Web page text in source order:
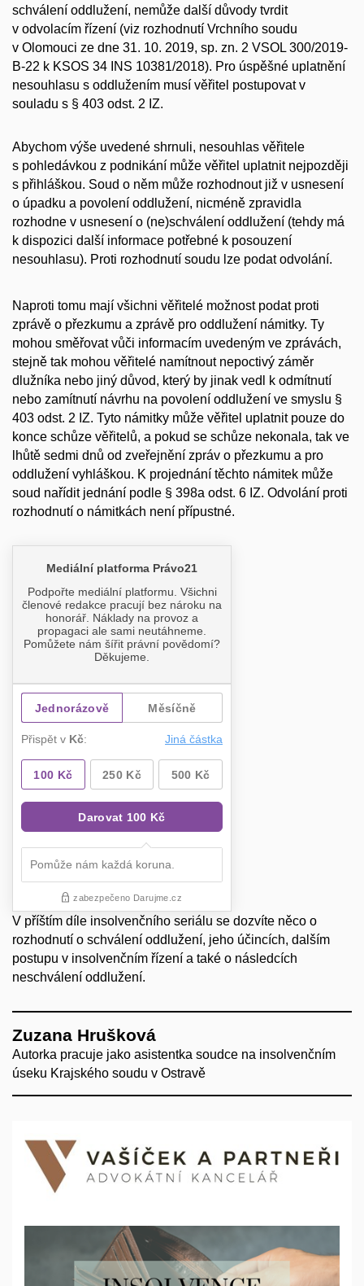
schválení oddlužení, nemůže další důvody tvrdit
v odvolacím řízení (viz rozhodnutí Vrchního soudu
v Olomouci ze dne 31. 10. 2019, sp. zn. 2 VSOL 300/2019-
B-22 k KSOS 34 INS 10381/2018). Pro úspěšné uplatnění
nesouhlasu s oddlužením musí věřitel postupovat v
souladu s § 403 odst. 2 IZ.
Abychom výše uvedené shrnuli, nesouhlas věřitele
s pohledávkou z podnikání může věřitel uplatnit nejpozději
s přihláškou. Soud o něm může rozhodnout již v usnesení
o úpadku a povolení oddlužení, nicméně zpravidla
rozhodne v usnesení o (ne)schválení oddlužení (tehdy má
k dispozici další informace potřebné k posouzení
nesouhlasu). Proti rozhodnutí soudu lze podat odvolání.
Naproti tomu mají všichni věřitelé možnost podat proti
zprávě o přezkumu a zprávě pro oddlužení námitky. Ty
mohou směřovat vůči informacím uvedeným ve zprávách,
stejně tak mohou věřitelé namítnout nepoctivý záměr
dlužníka nebo jiný důvod, který by jinak vedl k odmítnutí
nebo zamítnutí návrhu na povolení oddlužení ve smyslu §
403 odst. 2 IZ. Tyto námitky může věřitel uplatnit pouze do
konce schůze věřitelů, a pokud se schůze nekonala, tak ve
lhůtě sedmi dnů od zveřejnění zpráv o přezkumu a pro
oddlužení vyhláškou. K projednání těchto námitek může
soud nařídit jednání podle § 398a odst. 6 IZ. Odvolání proti
rozhodnutí o námitkách není přípustné.
V příštím díle insolvenčního seriálu se dozvíte něco o
rozhodnutí o schválení oddlužení, jeho účincích, dalším
postupu v insolvenčním řízení a také o následcích
neschválení oddlužení.
Zuzana Hrušková
Autorka pracuje jako asistentka soudce na insolvenčním
úseku Krajského soudu v Ostravě